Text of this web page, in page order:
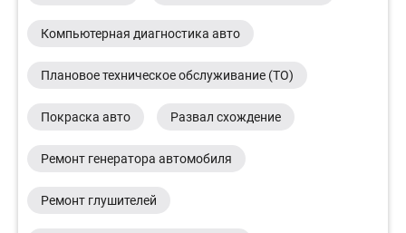
Компьютерная диагностика авто
Плановое техническое обслуживание (ТО)
Покраска авто Развал схождение
Ремонт генератора автомобиля
Ремонт глушителей